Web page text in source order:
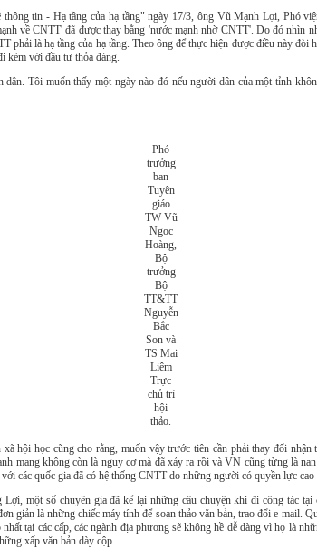
tin - Hạ tầng của hạ tầng" ngày 17/3, ông Vũ Mạnh Lợi, Phó
về CNTT' đã được thay bằng 'nước mạnh nhờ CNTT'. Do đó nhìn
phải là hạ tầng của hạ tầng. Theo ông để thực hiện được điều này đòi
kèm với đầu tư thỏa đáng.
dân. Tôi muốn thấy một ngày nào đó nếu người dân của một tỉnh
Phó
trưởng
ban
Tuyên
giáo
TW Vũ
Ngọc
Hoàng,
Bộ
trưởng
Bộ
TT&TT
Nguyễn
Bắc
Son và
TS Mai
Liêm
Trực
chủ trì
hội
thảo.
hội học cũng cho rằng, muốn vậy trước tiên cần phải thay đổi nhận
mạng không còn là nguy cơ mà đã xảy ra rồi và VN cũng từng là
các quốc gia đã có hệ thống CNTT do những người có quyền lực cao
một số chuyên gia đã kể lại những câu chuyện khi đi công tác tại
giản là những chiếc máy tính để soạn thảo văn bản, trao đổi e-mail.
tại các cấp, các ngành địa phương sẽ không hề dễ dàng vì họ là
xấp văn bản dày cộp.